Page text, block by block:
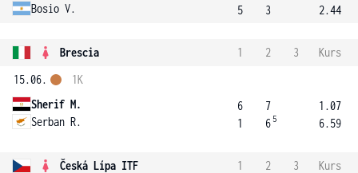
Bosio V.
5
3
2.44
Brescia 1 2 3
Kurs
15.06.
Sherif M.
Serban R.
1K
6
1
7
6 5
1.07
6.59
Česká Lípa ITF 1 2 3
Kurs